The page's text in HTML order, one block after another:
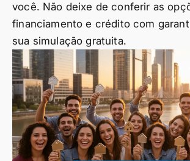
você. Não deixe de conferir as
financiamento e crédito com
sua simulação gratuita.